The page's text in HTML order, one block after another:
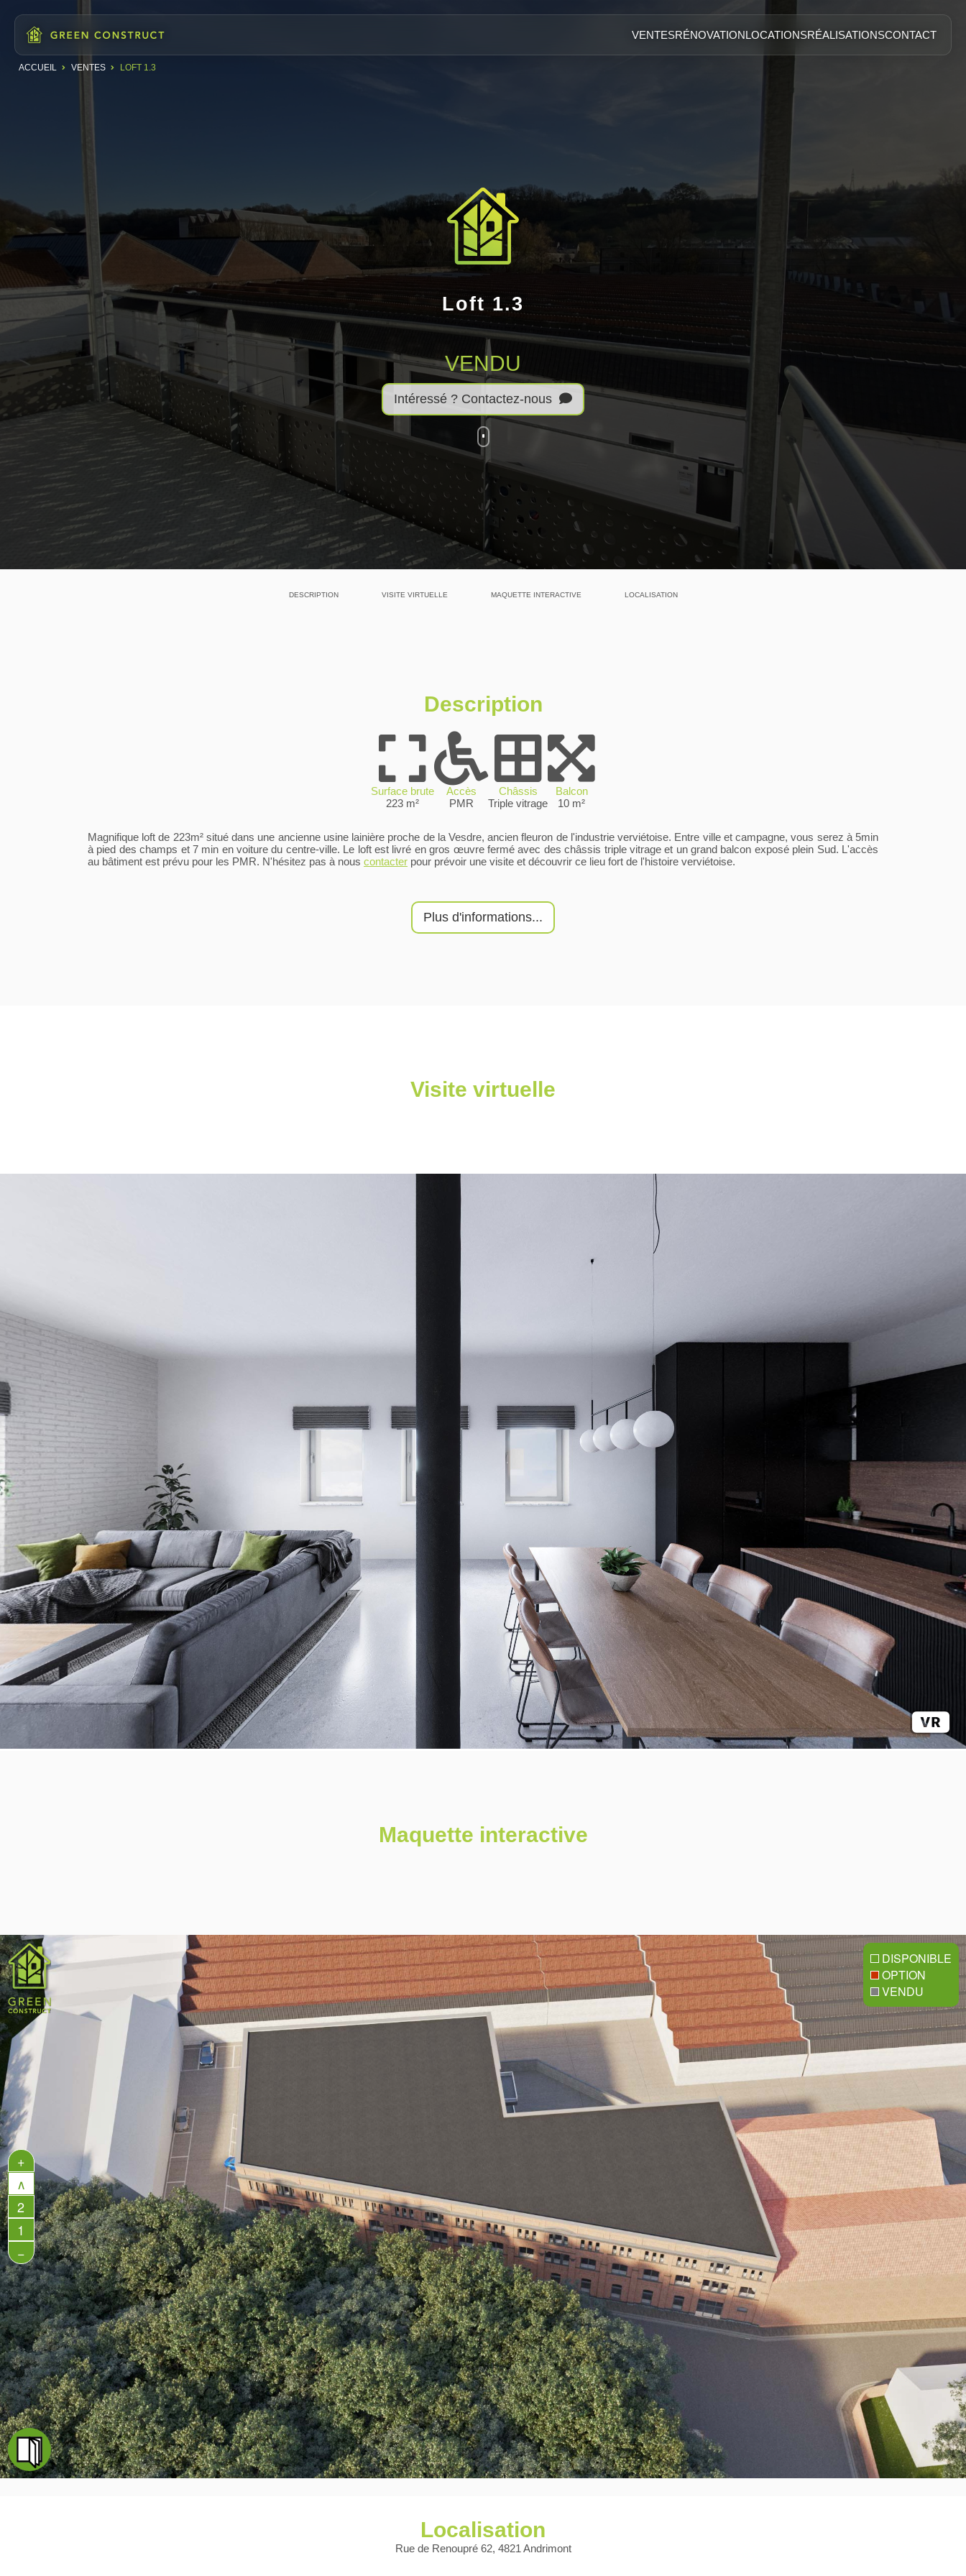
VENTESRÉNOVATIONLOCATIONSRÉALISATIONSCONTACT
ACCUEIL VENTES LOFT 1.3
Loft 1.3
VENDU
Intéressé ? Contactez-nous
DESCRIPTION VISITE VIRTUELLE MAQUETTE INTERACTIVE LOCALISATION
Description
Surface brute
223 m²
Accès
PMR
Châssis
Triple vitrage
Balcon
10 m²
Magnifique loft de 223m² situé dans une ancienne usine lainière proche de la Vesdre, ancien fleuron de l'industrie verviétoise. Entre ville et campagne, vous serez à 5min
à pied des champs et 7 min en voiture du centre-ville. Le loft est livré en gros œuvre fermé avec des châssis triple vitrage et un grand balcon exposé plein Sud. L'accès
au bâtiment est prévu pour les PMR. N'hésitez pas à nous contacter pour prévoir une visite et découvrir ce lieu fort de l'histoire verviétoise.
Plus d'informations...
Visite virtuelle
Maquette interactive
Localisation
Rue de Renoupré 62, 4821 Andrimont